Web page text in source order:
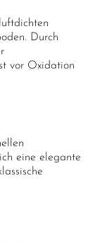
Durch
vor Oxidation
eine elegante